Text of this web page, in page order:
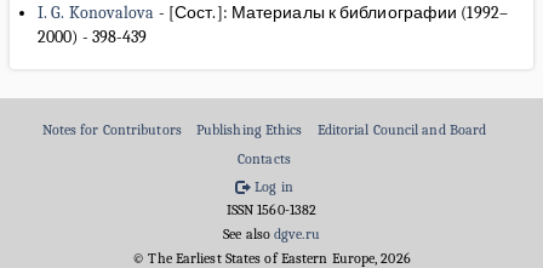
I. G. Konovalova - [Сост.]: Материалы к библиографии (1992–
2000) - 398-439
Notes for Contributors Publishing Ethics
Editorial Council and Board
Contacts
Log in
ISSN 1560-1382
See alsodgve.ru
© The Earliest States of Eastern Europe, 2026